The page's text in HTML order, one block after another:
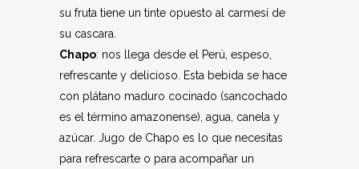
su fruta tiene un tinte opuesto al carmesí de
su cascara.
Chapo: nos llega desde el Perú, espeso,
refrescante y delicioso. Esta bebida se hace
con plátano maduro cocinado (sancochado
es el término amazonense), agua, canela y
azúcar. Jugo de Chapo es lo que necesitas
para refrescarte o para acompañar un